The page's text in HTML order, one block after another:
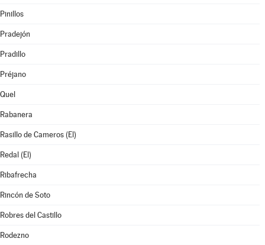
Pinillos
Pradejón
Pradillo
Préjano
Quel
Rabanera
Rasillo de Cameros (El)
Redal (El)
Ribafrecha
Rincón de Soto
Robres del Castillo
Rodezno